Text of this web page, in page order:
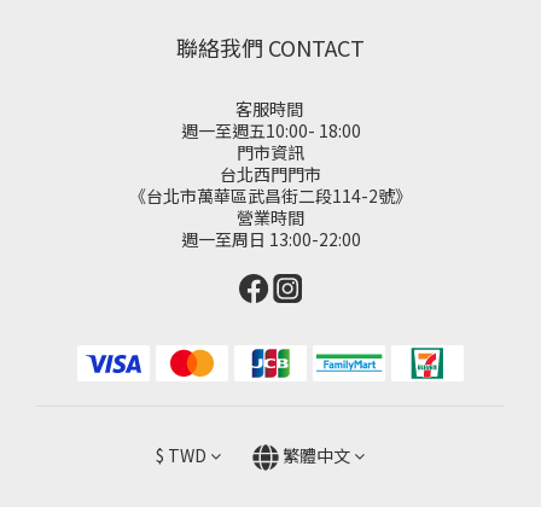
聯絡我們 CONTACT
客服時間
週一至週五10:00- 18:00
門市資訊
台北西門門市
《台北市萬華區武昌街二段114-2號》
營業時間
週一至周日 13:00-22:00
$ TWD 繁體中文